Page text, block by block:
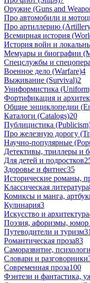
Оружие (Guns and
Про автомобили и
Про артиллерию
Всемирная история
История войн и
Мемуары и биографии
Спецслужбы и
Военное дело (Warfare)4
Выживание (Survival)2
Униформистика
Фортификация и
Общие энциклопедии
Каталоги (Catalogs)20
Публицистика
Про железную дорогу
Научно-популярные
Детективы, триллеры и
Для детей и подростков
Здоровье и фитнес35
Исторические романы,
Классическая литература
Комиксы и манга,
Кулинария3
Искусство и архитектура
Поэзия, афоризмы, юмор
Путеводители и туризм31
Романтическая проза83
Саморазвитие,
Словари и разговорники
Современная проза100
Фэнтези и фантастика,